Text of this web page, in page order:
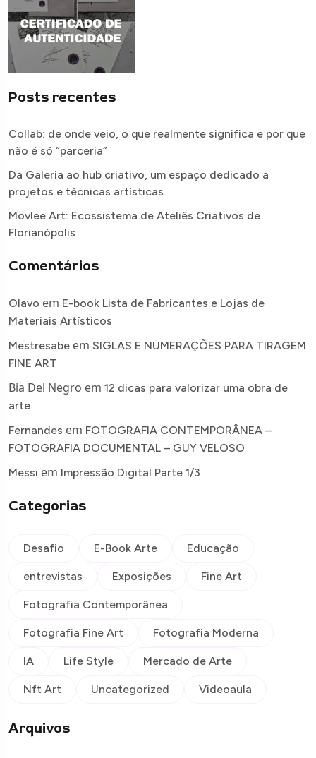
Posts recentes
Collab: de onde veio, o que realmente significa e por que
não é só “parceria”
Da Galeria ao hub criativo, um espaço dedicado a
projetos e técnicas artísticas.
Movlee Art: Ecossistema de Ateliês Criativos de
Florianópolis
Comentários
Olavo em E-book Lista de Fabricantes e Lojas de
Materiais Artísticos
Mestresabe em SIGLAS E NUMERAÇÕES PARA TIRAGEM
FINE ART
Bia Del Negro em 12 dicas para valorizar uma obra de
arte
Fernandes em FOTOGRAFIA CONTEMPORÂNEA –
FOTOGRAFIA DOCUMENTAL – GUY VELOSO
Messi em Impressão Digital Parte 1/3
Categorias
Desafio E-Book Arte Educação
entrevistas Exposições Fine Art
Fotografia Contemporânea
Fotografia Fine Art Fotografia Moderna
IA Life Style Mercado de Arte
Nft Art Uncategorized Videoaula
Arquivos